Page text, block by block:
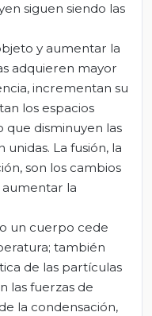
siguen siendo las
y aumentar la
adquieren mayor
incrementan su
los espacios
que disminuyen las
La fusión, la
son los cambios
la
un cuerpo cede
también
de las partículas
las fuerzas de
la condensación,